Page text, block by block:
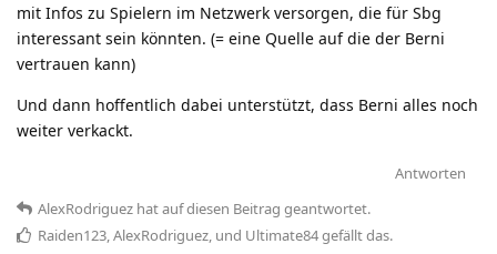
mit Infos zu Spielern im Netzwerk versorgen, die für Sbg
interessant sein könnten. (= eine Quelle auf die der Berni
vertrauen kann)
Und dann hoffentlich dabei unterstützt, dass Berni alles noch
weiter verkackt.
Antworten
AlexRodriguez hatauf diesen Beitrag geantwortet.
Raiden123 AlexRodriguez , und Ultimate84gefällt das.